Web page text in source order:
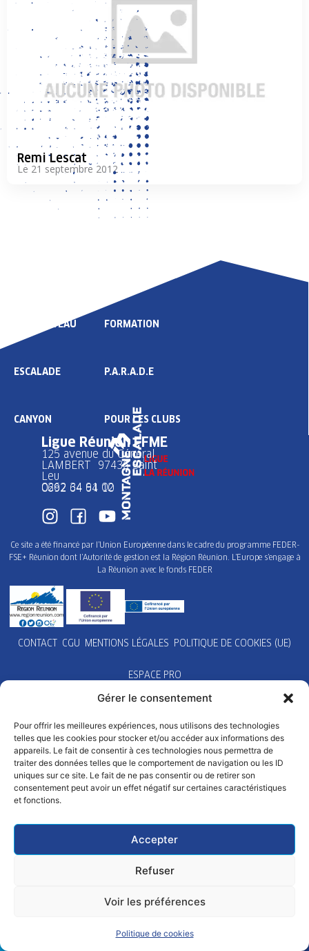
Gérer le consentement
Pour offrir les meilleures expériences, nous utilisons des technologies
telles que les cookies pour stocker et/ou accéder aux informations des
appareils. Le fait de consentir à ces technologies nous permettra de
traiter des données telles que le comportement de navigation ou les ID
uniques sur ce site. Le fait de ne pas consentir ou de retirer son
consentement peut avoir un effet négatif sur certaines caractéristiques
et fonctions.
Accepter
Refuser
Voir les préférences
Politique de cookies
PRATIQUER ALERTER
Remi Lescat
Le 21 septembre 2012
HAUT NIVEAU
ESCALADE
CANYON
FORMATION
P.A.R.A.D.E
POUR LES CLUBS
Ligue Réunion FFME
125 avenue du Général
LAMBERT 97436 Saint
Leu
0262 34 91 02
0692 64 64 10
Ce site a été financé par l’Union Européenne dans le cadre du programme FEDER-
FSE+ Réunion dont l’Autorité de gestion est la Région Réunion. L’Europe s’engage à
La Réunion avec le fonds FEDER
CONTACT CGU MENTIONS LÉGALES POLITIQUE DE COOKIES (UE)
ESPACE PRO